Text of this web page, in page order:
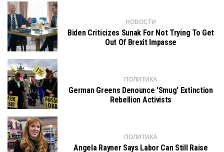
НОВОСТИ
Biden Criticizes Sunak For Not Trying To Get
Out Of Brexit Impasse
ПОЛИТИКА
German Greens Denounce 'smug' Extinction
Rebellion Activists
ПОЛИТИКА
Angela Rayner Says Labor Can Still Raise